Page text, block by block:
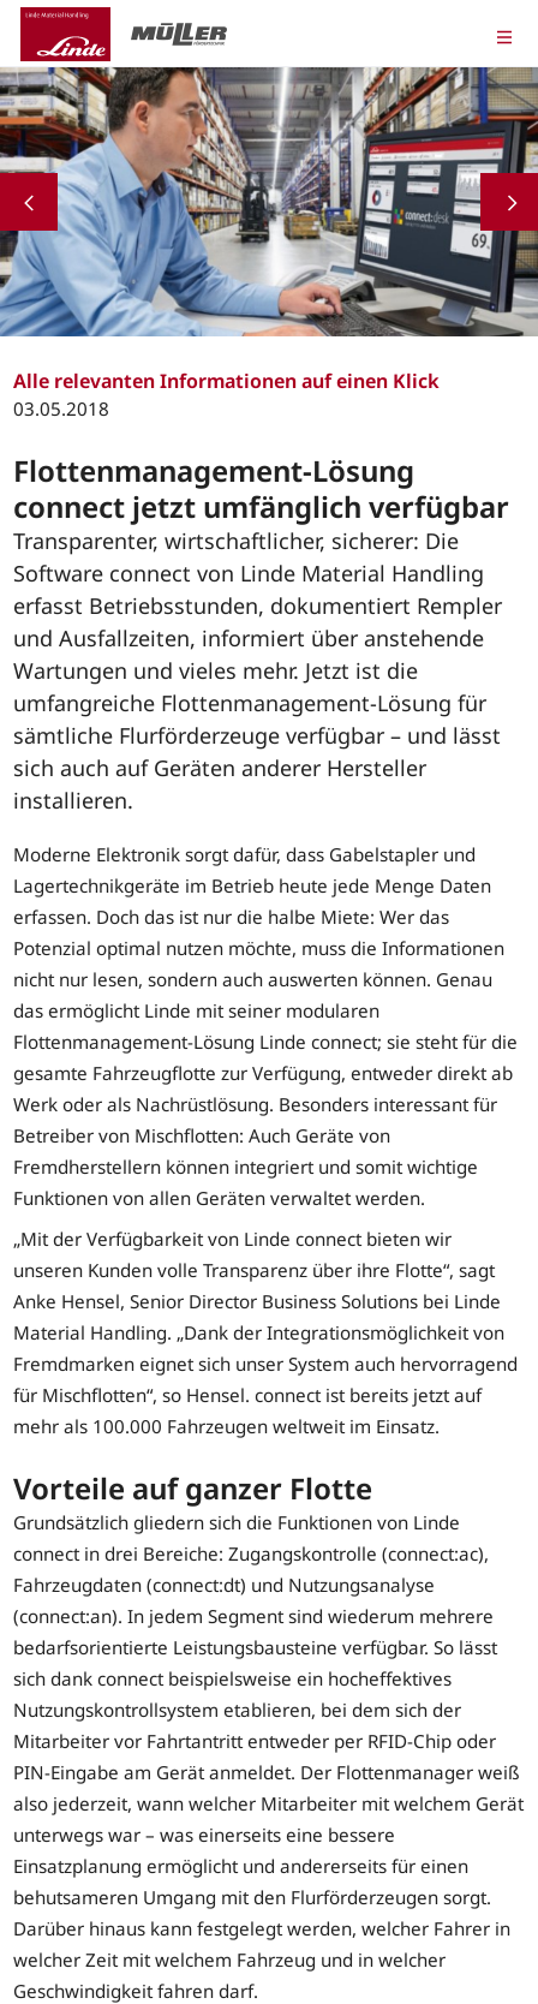
Alle relevanten Informationen auf einen Klick
03.05.2018
Flottenmanagement-Lösung
connect jetzt umfänglich verfügbar
Transparenter, wirtschaftlicher, sicherer: Die
Software connect von Linde Material Handling
erfasst Betriebsstunden, dokumentiert Rempler
und Ausfallzeiten, informiert über anstehende
Wartungen und vieles mehr. Jetzt ist die
umfangreiche Flottenmanagement-Lösung für
sämtliche Flurförderzeuge verfügbar – und lässt
sich auch auf Geräten anderer Hersteller
installieren.
Moderne Elektronik sorgt dafür, dass Gabelstapler und
Lagertechnikgeräte im Betrieb heute jede Menge Daten
erfassen. Doch das ist nur die halbe Miete: Wer das
Potenzial optimal nutzen möchte, muss die Informationen
nicht nur lesen, sondern auch auswerten können. Genau
das ermöglicht Linde mit seiner modularen
Flottenmanagement-Lösung Linde connect; sie steht für die
gesamte Fahrzeugflotte zur Verfügung, entweder direkt ab
Werk oder als Nachrüstlösung. Besonders interessant für
Betreiber von Mischflotten: Auch Geräte von
Fremdherstellern können integriert und somit wichtige
Funktionen von allen Geräten verwaltet werden.
„Mit der Verfügbarkeit von Linde connect bieten wir
unseren Kunden volle Transparenz über ihre Flotte“, sagt
Anke Hensel, Senior Director Business Solutions bei Linde
Material Handling. „Dank der Integrationsmöglichkeit von
Fremdmarken eignet sich unser System auch hervorragend
für Mischflotten“, so Hensel. connect ist bereits jetzt auf
mehr als 100.000 Fahrzeugen weltweit im Einsatz.
Vorteile auf ganzer Flotte
Grundsätzlich gliedern sich die Funktionen von Linde
connect in drei Bereiche: Zugangskontrolle (connect:ac),
Fahrzeugdaten (connect:dt) und Nutzungsanalyse
(connect:an). In jedem Segment sind wiederum mehrere
bedarfsorientierte Leistungsbausteine verfügbar. So lässt
sich dank connect beispielsweise ein hocheffektives
Nutzungskontrollsystem etablieren, bei dem sich der
Mitarbeiter vor Fahrtantritt entweder per RFID-Chip oder
PIN-Eingabe am Gerät anmeldet. Der Flottenmanager weiß
also jederzeit, wann welcher Mitarbeiter mit welchem Gerät
unterwegs war – was einerseits eine bessere
Einsatzplanung ermöglicht und andererseits für einen
behutsameren Umgang mit den Flurförderzeugen sorgt.
Darüber hinaus kann festgelegt werden, welcher Fahrer in
welcher Zeit mit welchem Fahrzeug und in welcher
Geschwindigkeit fahren darf.